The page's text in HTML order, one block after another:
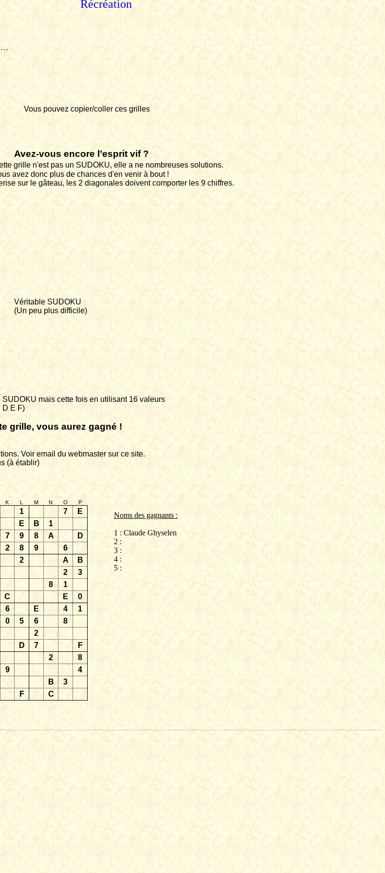
Récréation
…
Vous pouvez copier/coller ces grilles
Avez-vous encore l’esprit vif ?
grille n'est pas un SUDOKU, elle a ne nombreuses solutions.
avez donc plus de chances d'en venir à bout !
sur le gâteau, les 2 diagonales doivent comporter les 9 chiffres.
Véritable SUDOKU
(Un peu plus difficile)
mais cette fois en utilisant 16 valeurs
D E F)
grille, vous aurez gagné !
Voir email du webmaster sur ce site.
(à établir)
K M N O
P
1 7 E
E B 1
7 9 8 A D
2 8 9 6
2 A B
2 3
8 1
C E 0
6 E 4 1
0 5 6 8
2
D 7 F
2 8
9 4
B 3
F C
Noms des gagnants :
1 : Claude Ghyselen
2 :
3 :
4 :
5 :